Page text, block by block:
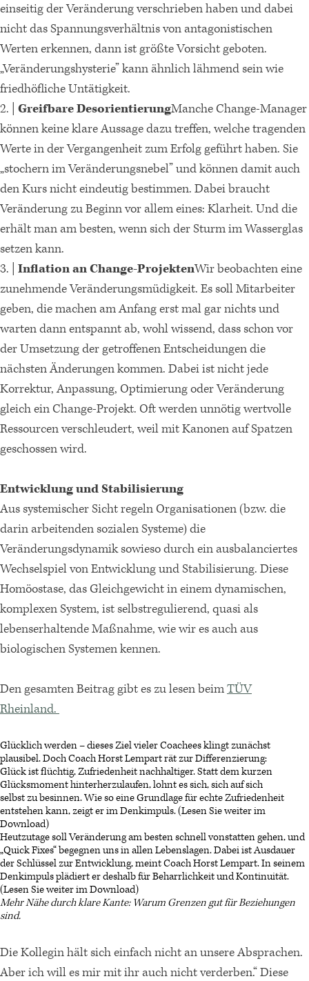
einseitig der Veränderung verschrieben haben und dabei
nicht das Spannungsverhältnis von antagonistischen
Werten erkennen, dann ist größte Vorsicht geboten.
„Veränderungshysterie” kann ähnlich lähmend sein wie
friedhöfliche Untätigkeit.
2. | Greifbare DesorientierungManche Change-Manager
können keine klare Aussage dazu treffen, welche tragenden
Werte in der Vergangenheit zum Erfolg geführt haben. Sie
„stochern im Veränderungsnebel” und können damit auch
den Kurs nicht eindeutig bestimmen. Dabei braucht
Veränderung zu Beginn vor allem eines: Klarheit. Und die
erhält man am besten, wenn sich der Sturm im Wasserglas
setzen kann.
3. | Inflation an Change-ProjektenWir beobachten eine
zunehmende Veränderungsmüdigkeit. Es soll Mitarbeiter
geben, die machen am Anfang erst mal gar nichts und
warten dann entspannt ab, wohl wissend, dass schon vor
der Umsetzung der getroffenen Entscheidungen die
nächsten Änderungen kommen. Dabei ist nicht jede
Korrektur, Anpassung, Optimierung oder Veränderung
gleich ein Change-Projekt. Oft werden unnötig wertvolle
Ressourcen verschleudert, weil mit Kanonen auf Spatzen
geschossen wird.
Entwicklung und Stabilisierung
Aus systemischer Sicht regeln Organisationen (bzw. die
darin arbeitenden sozialen Systeme) die
Veränderungsdynamik sowieso durch ein ausbalanciertes
Wechselspiel von Entwicklung und Stabilisierung. Diese
Homöostase, das Gleichgewicht in einem dynamischen,
komplexen System, ist selbstregulierend, quasi als
lebenserhaltende Maßnahme, wie wir es auch aus
biologischen Systemen kennen.
Den gesamten Beitrag gibt es zu lesen beimTÜV
Rheinland.
Glücklich werden – dieses Ziel vieler Coachees klingt zunächst
plausibel. Doch Coach Horst Lempart rät zur Differenzierung:
Glück ist flüchtig, Zufriedenheit nachhaltiger. Statt dem kurzen
Glücksmoment hinterherzulaufen, lohnt es sich, sich auf sich
selbst zu besinnen. Wie so eine Grundlage für echte Zufriedenheit
entstehen kann, zeigt er im Denkimpuls. (Lesen Sie weiter im
Download)
Heutzutage soll Veränderung am besten schnell vonstatten gehen, und
„Quick Fixes“ begegnen uns in allen Lebenslagen. Dabei ist Ausdauer
der Schlüssel zur Entwicklung, meint Coach Horst Lempart. In seinem
Denkimpuls plädiert er deshalb für Beharrlichkeit und Kontinuität.
(Lesen Sie weiter im Download)
Mehr Nähe durch klare Kante: Warum Grenzen gut für Beziehungen
sind.
Die Kollegin hält sich einfach nicht an unsere Absprachen.
Aber ich will es mir mit ihr auch nicht verderben.“ Diese